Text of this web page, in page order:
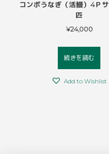
高槻名物 うどんギョーザ
ット
¥1,750
続きを読む
Add to Wishlist